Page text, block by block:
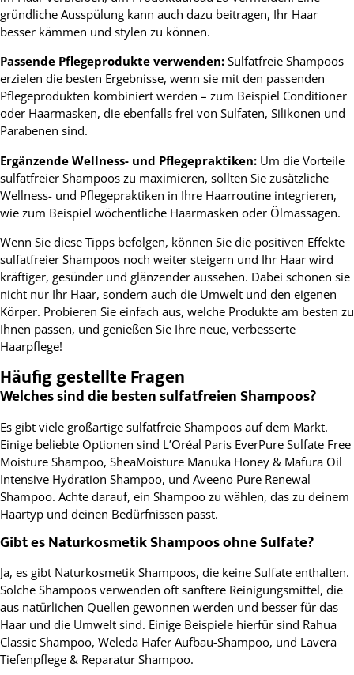
gründliche Ausspülung kann auch dazu beitragen, Ihr Haar
besser kämmen und stylen zu können.
Passende Pflegeprodukte verwenden: Sulfatfreie Shampoos
erzielen die besten Ergebnisse, wenn sie mit den passenden
Pflegeprodukten kombiniert werden – zum Beispiel Conditioner
oder Haarmasken, die ebenfalls frei von Sulfaten, Silikonen und
Parabenen sind.
Ergänzende Wellness- und Pflegepraktiken: Um die Vorteile
sulfatfreier Shampoos zu maximieren, sollten Sie zusätzliche
Wellness- und Pflegepraktiken in Ihre Haarroutine integrieren,
wie zum Beispiel wöchentliche Haarmasken oder Ölmassagen.
Wenn Sie diese Tipps befolgen, können Sie die positiven Effekte
sulfatfreier Shampoos noch weiter steigern und Ihr Haar wird
kräftiger, gesünder und glänzender aussehen. Dabei schonen sie
nicht nur Ihr Haar, sondern auch die Umwelt und den eigenen
Körper. Probieren Sie einfach aus, welche Produkte am besten zu
Ihnen passen, und genießen Sie Ihre neue, verbesserte
Haarpflege!
Häufig gestellte Fragen
Welches sind die besten sulfatfreien Shampoos?
Es gibt viele großartige sulfatfreie Shampoos auf dem Markt.
Einige beliebte Optionen sind L’Oréal Paris EverPure Sulfate Free
Moisture Shampoo, SheaMoisture Manuka Honey & Mafura Oil
Intensive Hydration Shampoo, und Aveeno Pure Renewal
Shampoo. Achte darauf, ein Shampoo zu wählen, das zu deinem
Haartyp und deinen Bedürfnissen passt.
Gibt es Naturkosmetik Shampoos ohne Sulfate?
Ja, es gibt Naturkosmetik Shampoos, die keine Sulfate enthalten.
Solche Shampoos verwenden oft sanftere Reinigungsmittel, die
aus natürlichen Quellen gewonnen werden und besser für das
Haar und die Umwelt sind. Einige Beispiele hierfür sind Rahua
Classic Shampoo, Weleda Hafer Aufbau-Shampoo, und Lavera
Tiefenpflege & Reparatur Shampoo.